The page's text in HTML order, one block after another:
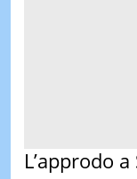
L’approdo